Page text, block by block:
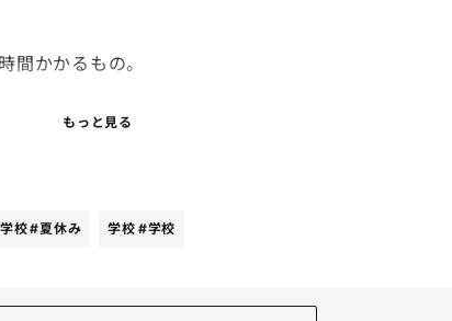
間かかるもの。
めることが無理な様子。
のだ。笑
たい。
る本のセンスが皆無すぎて読書感想文かけるような
もっと見る
学校#夏休み 学校 #学校